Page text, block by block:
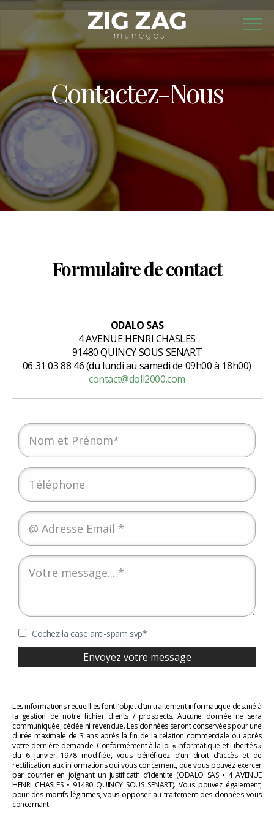
Contactez-Nous
Formulaire de contact
ODALO SAS
4 AVENUE HENRI CHASLES
91480 QUINCY SOUS SENART
06 31 03 88 46 (du lundi au samedi de 09h00 à 18h00)
contact@doll2000.com
Cochez la case anti-spam svp*
Les informations recueillies font l’objet d’un traitement informatique destiné à
la gestion de notre fichier clients / prospects. Aucune donnée ne sera
communiquée, cédée ni revendue. Les données seront conservées pour une
durée maximale de 3 ans après la fin de la relation commerciale ou après
votre dernière demande. Conformément à la loi « Informatique et Libertés »
du 6 janvier 1978 modifiée, vous bénéficiez d’un droit d’accès et de
rectification aux informations qui vous concernent, que vous pouvez exercer
par courrier en joignant un justificatif d’identité (ODALO SAS • 4 AVENUE
HENRI CHASLES • 91480 QUINCY SOUS SENART). Vous pouvez également,
pour des moitifs légitimes, vous opposer au traitement des données vous
concernant.